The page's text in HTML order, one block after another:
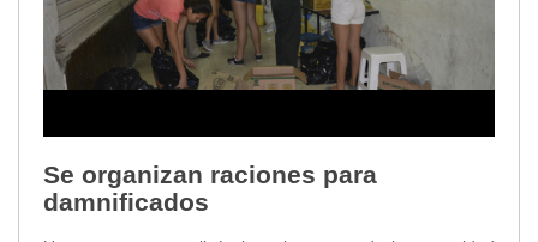
Se organizan raciones para
damnificados